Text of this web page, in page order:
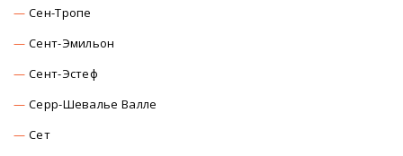
Сен-Тропе
Сент-Эмильон
Сент-Эстеф
Серр-Шевалье Валле
Сет